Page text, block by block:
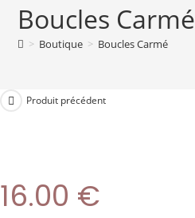
Boucles Carmé
> Boutique > Boucles Carmé
Produit précédent
16.00 €